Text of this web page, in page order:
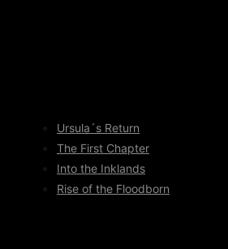
Ursula´s Return
The First Chapter
Into the Inklands
Rise of the Floodborn